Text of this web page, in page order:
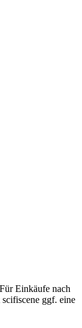
Für Einkäufe nach
ggf. eine